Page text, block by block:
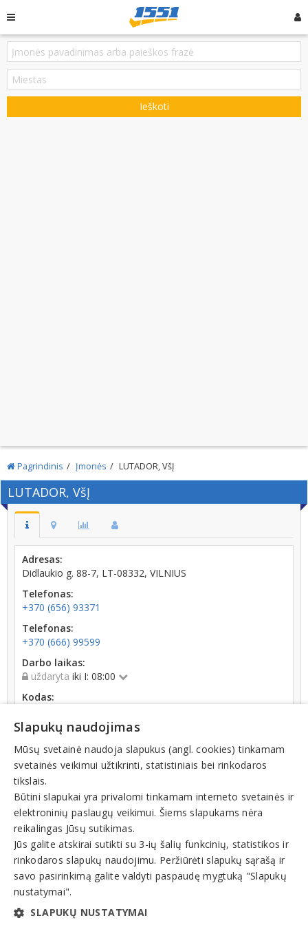
Ieškoti
Pagrindinis Įmonės LUTADOR, VšĮ
LUTADOR, VšĮ
Adresas:
Didlaukio g. 88-7, LT-08332, VILNIUS
Telefonas:
+370 (656) 93371
Telefonas:
+370 (666) 99599
Darbo laikas:
uždaryta iki I: 08:00
Kodas:
Registracijos data:
2010-12-13
Teisinis statusas: išregistruotas (nuo 2023-05-12)
Veiklos sritys
Sportas, sporto organizacijos
Slapukų naudojimas
Mūsų svetainė naudoja slapukus (angl. cookies) tinkamam
svetainės veikimui užtikrinti, statistiniais bei rinkodaros
tikslais.
Būtini slapukai yra privalomi tinkamam interneto svetainės ir
elektroninių paslaugų veikimui. Šiems slapukams nėra
reikalingas Jūsų sutikimas.
Jūs galite atskirai sutikti su 3-ių šalių funkcinių, statistikos ir
rinkodaros slapukų naudojimu. Peržiūrėti slapukų sąrašą ir
savo pasirinkimą galite valdyti paspaudę mygtuką "Slapukų
nustatymai".
SLAPUKŲ NUSTATYMAI